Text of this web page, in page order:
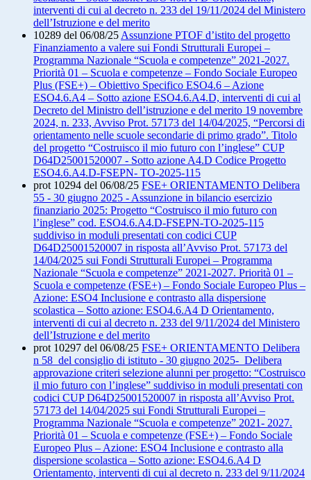
interventi di cui al decreto n. 233 del 19/11/2024 del Ministero
dell’Istruzione e del merito
10289 del 06/08/25 Assunzione PTOF d’istito del progetto
Finanziamento a valere sui Fondi Strutturali Europei –
Programma Nazionale “Scuola e competenze” 2021-2027.
Priorità 01 – Scuola e competenze – Fondo Sociale Europeo
Plus (FSE+) – Obiettivo Specifico ESO4.6 – Azione
ESO4.6.A4 – Sotto azione ESO4.6.A4.D, interventi di cui al
Decreto del Ministro dell’istruzione e del merito 19 novembre
2024, n. 233, Avviso Prot. 57173 del 14/04/2025, “Percorsi di
orientamento nelle scuole secondarie di primo grado”. Titolo
del progetto “Costruisco il mio futuro con l’inglese” CUP
D64D25001520007 - Sotto azione A4.D Codice Progetto
ESO4.6.A4.D-FSEPN- TO-2025-115
prot 10294 del 06/08/25 FSE+ ORIENTAMENTO Delibera
55 - 30 giugno 2025 - Assunzione in bilancio esercizio
finanziario 2025: Progetto “Costruisco il mio futuro con
l’inglese” cod. ESO4.6.A4.D-FSEPN-TO-2025-115
suddiviso in moduli presentati con codici CUP
D64D25001520007 in risposta all’Avviso Prot. 57173 del
14/04/2025 sui Fondi Strutturali Europei – Programma
Nazionale “Scuola e competenze” 2021-2027. Priorità 01 –
Scuola e competenze (FSE+) – Fondo Sociale Europeo Plus –
Azione: ESO4 Inclusione e contrasto alla dispersione
scolastica – Sotto azione: ESO4.6.A4 D Orientamento,
interventi di cui al decreto n. 233 del 9/11/2024 del Ministero
dell’Istruzione e del merito
prot 10297 del 06/08/25 FSE+ ORIENTAMENTO Delibera
n 58 del consiglio di istituto - 30 giugno 2025- Delibera
approvazione criteri selezione alunni per progetto: “Costruisco
il mio futuro con l’inglese” suddiviso in moduli presentati con
codici CUP D64D25001520007 in risposta all’Avviso Prot.
57173 del 14/04/2025 sui Fondi Strutturali Europei –
Programma Nazionale “Scuola e competenze” 2021- 2027.
Priorità 01 – Scuola e competenze (FSE+) – Fondo Sociale
Europeo Plus – Azione: ESO4 Inclusione e contrasto alla
dispersione scolastica – Sotto azione: ESO4.6.A4 D
Orientamento, interventi di cui al decreto n. 233 del 9/11/2024